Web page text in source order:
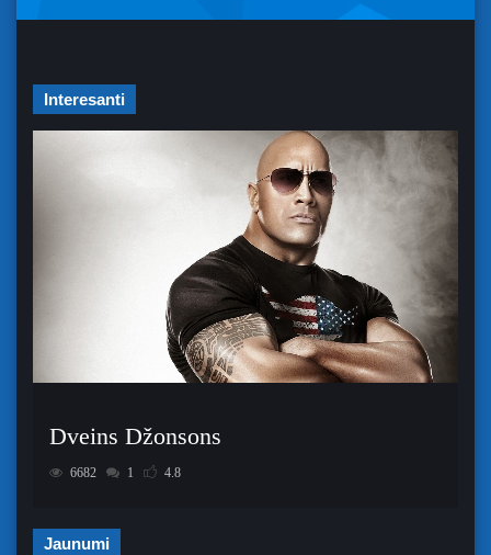
Interesanti
Dveins Džonsons
6682 1 4.8
Jaunumi